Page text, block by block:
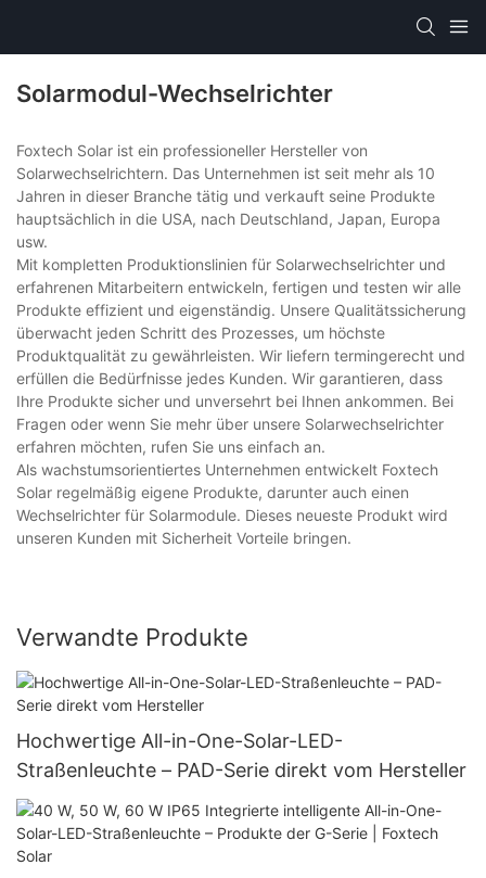
Solarmodul-Wechselrichter
Foxtech Solar ist ein professioneller Hersteller von
Solarwechselrichtern. Das Unternehmen ist seit mehr als 10
Jahren in dieser Branche tätig und verkauft seine Produkte
hauptsächlich in die USA, nach Deutschland, Japan, Europa
usw.
Mit kompletten Produktionslinien für Solarwechselrichter und
erfahrenen Mitarbeitern entwickeln, fertigen und testen wir alle
Produkte effizient und eigenständig. Unsere Qualitätssicherung
überwacht jeden Schritt des Prozesses, um höchste
Produktqualität zu gewährleisten. Wir liefern termingerecht und
erfüllen die Bedürfnisse jedes Kunden. Wir garantieren, dass
Ihre Produkte sicher und unversehrt bei Ihnen ankommen. Bei
Fragen oder wenn Sie mehr über unsere Solarwechselrichter
erfahren möchten, rufen Sie uns einfach an.
Als wachstumsorientiertes Unternehmen entwickelt Foxtech
Solar regelmäßig eigene Produkte, darunter auch einen
Wechselrichter für Solarmodule. Dieses neueste Produkt wird
unseren Kunden mit Sicherheit Vorteile bringen.
Verwandte Produkte
Hochwertige All-in-One-Solar-LED-
Straßenleuchte – PAD-Serie direkt vom Hersteller